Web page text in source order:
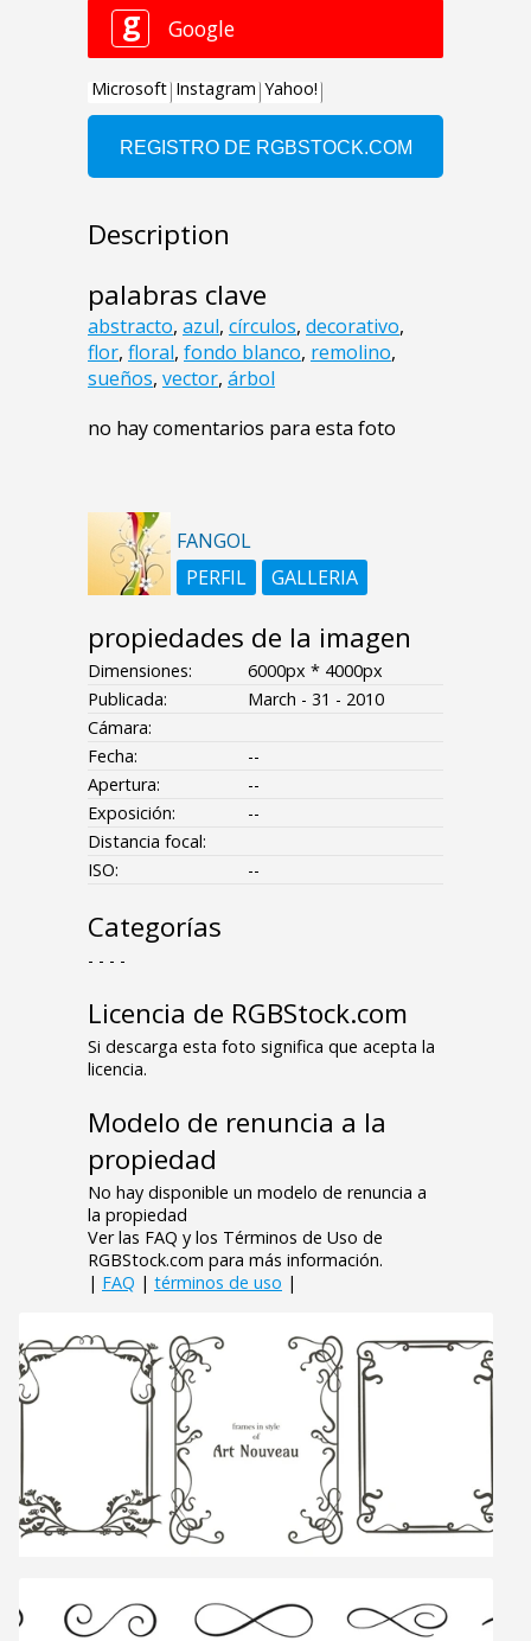
Description
palabras clave
abstracto, azul, círculos, decorativo,
flor, floral, fondo blanco, remolino,
sueños, vector, árbol
no hay comentarios para esta foto
FANGOL
PERFIL
GALLERIA
propiedades de la imagen
Dimensiones:
6000px * 4000px
Publicada:
March - 31 - 2010
Cámara:
Fecha:
--
Apertura:
--
Exposición:
--
Distancia focal:
ISO:
--
Categorías
- - - -
Licencia de RGBStock.com
Si descarga esta foto significa que acepta la
licencia.
Modelo de renuncia a la
propiedad
No hay disponible un modelo de renuncia a
la propiedad
Ver las FAQ y los Términos de Uso de
RGBStock.com para más información.
| FAQ | términos de uso |